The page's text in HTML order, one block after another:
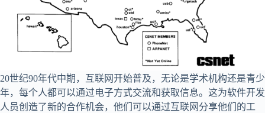
20世纪90年代中期，互联网开始普及，无论是学术机构还是青少
年，每个人都可以通过电子方式交流和获取信息。这为软件开发
人员创造了新的合作机会，他们可以通过互联网分享他们的工